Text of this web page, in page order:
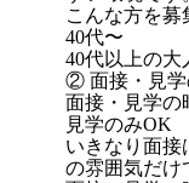
こんな方を募
40代〜
40代以上の大
② 面接・見
面接・見学
見学のみOK
いきなり面
の雰囲気だけ